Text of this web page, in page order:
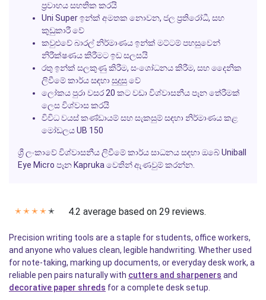
ප්‍රවාහය සහතික කරයි
Uni Super ඉන්ක් අමතක නොවන, ජල ප්‍රතිරෝධී, සහ
කුඩුකාරී වේ
කවුළුවේ බාරල් නිර්මාණය ඉන්ක් මට්ටම් පහසුවෙන්
නිරීක්ෂණය කිරීමට ඉඩ සලසයි
රතු ඉන්ක් සලකුණු කිරීම, සංශෝධනය කිරීම, සහ දෛනික
ලිවීමේ කාර්ය සඳහා සුදුසු වේ
ලෝකය පුරා වසර 20 කට වඩා විශ්වාසනීය පෑන තේරීමක්
ලෙස විශ්වාස කරයි
විවිධ වයස් කණ්ඩායම් සහ සැකසුම් සඳහා නිර්මාණය කළ
මෝඩලය UB 150
ශ්‍රී ලංකාවේ විශ්වාසනීය ලිවීමේ කාර්ය සාධනය සඳහා ඔබේ Uniball
Eye Micro පෑන Kapruka වෙතින් ඇණවුම් කරන්න.
✭ ✭ ✭ ✭ ✭ 4.2 average based on 29 reviews.
Precision writing tools are a staple for students, office workers,
and anyone who values clean, legible handwriting. Whether used
for note-taking, marking up documents, or everyday desk work, a
reliable pen pairs naturally with cutters and sharpeners and
decorative paper shreds for a complete desk setup.